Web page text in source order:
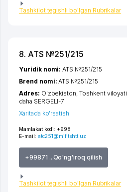
Tashkilot tegishli bo'lgan Rubrikalar
8. ATS №251/215
Mamlakat kodi: +998
E-mail: atc251@mif.tshtt.uz
+99871 ...Qo'ng'iroq qilish
Tashkilot tegishli bo'lgan Rubrikalar
Yuridik nomi:ATS №251/215
Brend nomi:ATS №251/215
Adres: O'zbekiston,Toshkent viloyati
daha SERGELI-7
Xaritada ko'rsatish